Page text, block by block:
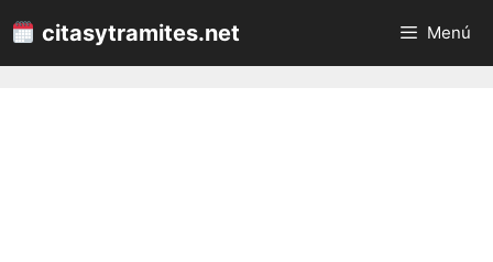
al
contenido
citasytramites.net Menú